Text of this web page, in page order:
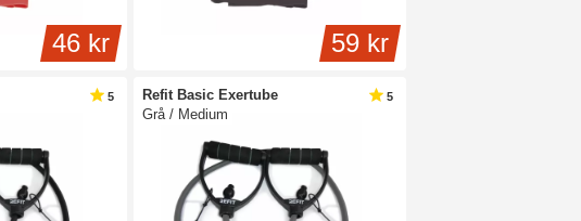
46 kr 59 kr
5
Refit Basic Exertube
Grå / Medium
5